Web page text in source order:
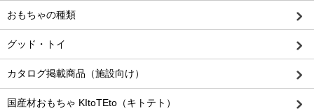
おもちゃの種類
グッド・トイ
カタログ掲載商品（施設向け）
国産材おもちゃ KItoTEto（キトテト）